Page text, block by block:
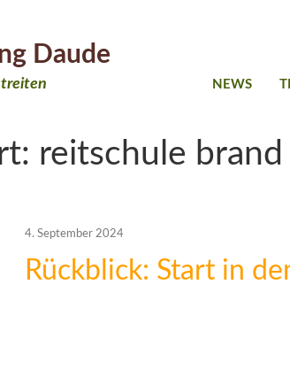
Daude
NEWS
reitschule brand
4. September 2024
Rückblick: Start in